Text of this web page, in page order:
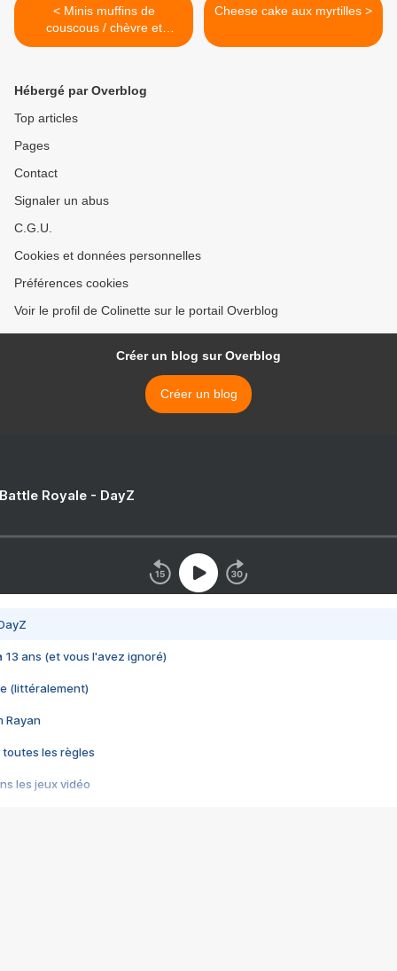
< Minis muffins de
couscous / chèvre et
tomates séchées.
Cheese cake aux myrtilles >
Hébergé par Overblog
Top articles
Pages
Contact
Signaler un abus
C.G.U.
Cookies et données personnelles
Préférences cookies
Voir le profil de Colinette sur le portail Overblog
Créer un blog sur Overblog
Créer un blog
Royale - DayZ
13 ans (et vous l'avez ignoré)
(littéralement)
Rayan
toutes les règles
les jeux vidéo